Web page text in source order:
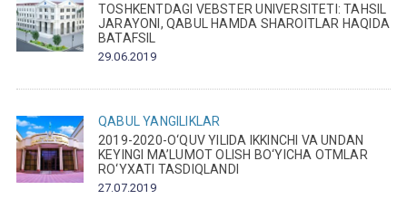
TOSHKENTDAGI VEBSTER UNIVERSITETI: TAHSIL
JARAYONI, QABUL HAMDA SHAROITLAR HAQIDA
BATAFSIL
29.06.2019
QABUL
YANGILIKLAR
2019-2020-O‘QUV YILIDA IKKINCHI VA UNDAN
KEYINGI MA’LUMOT OLISH BO‘YICHA OTMLAR
RO‘YXATI TASDIQLANDI
27.07.2019